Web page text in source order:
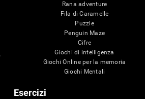
Rana adventure
Fila di Caramelle
Puzzle
Penguin Maze
Cifre
Giochi di intelligenza
Giochi Online per la memoria
Giochi Mentali
Esercizi